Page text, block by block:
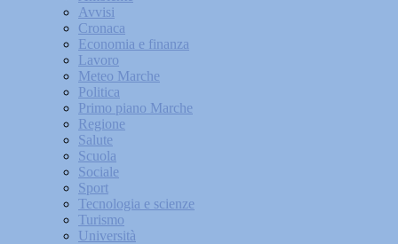
Avvisi
Cronaca
Economia e finanza
Lavoro
Meteo Marche
Politica
Primo piano Marche
Regione
Salute
Scuola
Sociale
Sport
Tecnologia e scienze
Turismo
Università